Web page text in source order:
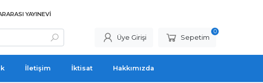
YAYINEVI
Üye Girişi Sepetim
0
İletişim İktisat Hakkımızda